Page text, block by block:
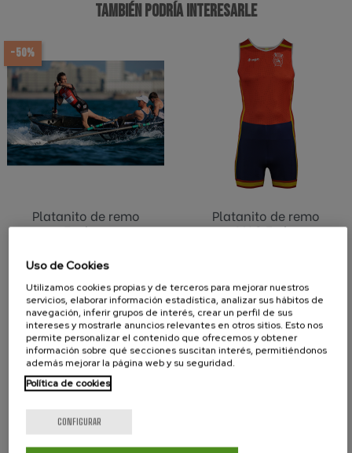
TAMBIÉN PODRÍA INTERESARLE
Platanito de remo
Eusko...
-50%
Platanito de remo
MAS Fed...
-50%
Uso de Cookies
Utilizamos cookies propias y de terceros para mejorar nuestros
servicios, elaborar información estadística, analizar sus hábitos de
navegación, inferir grupos de interés, crear un perfil de sus
intereses y mostrarle anuncios relevantes en otros sitios. Esto nos
permite personalizar el contenido que ofrecemos y obtener
información sobre qué secciones suscitan interés, permitiéndonos
además mejorar la página web y su seguridad.
Política de cookies
CONFIGURAR